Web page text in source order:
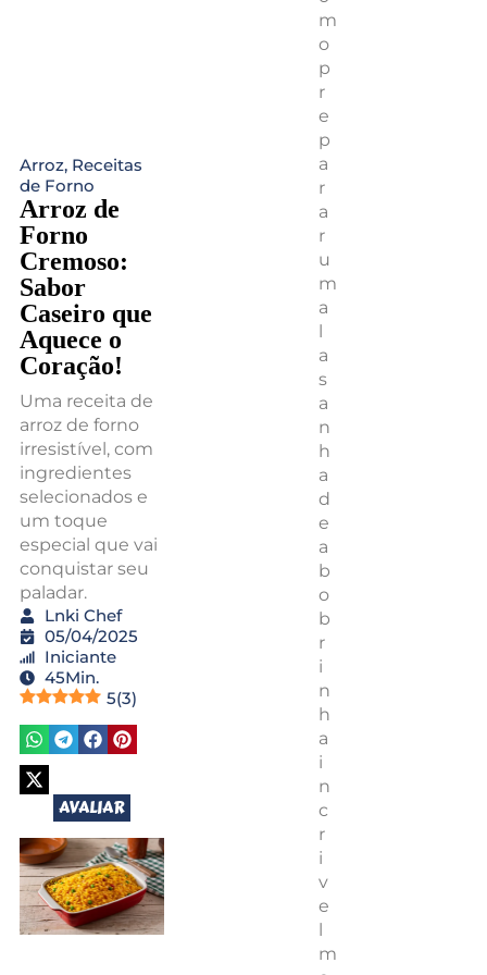
Arroz, Receitas
de Forno
Arroz de
Forno
Cremoso:
Sabor
Caseiro que
Aquece o
Coração!
Uma receita de
arroz de forno
irresistível, com
ingredientes
selecionados e
um toque
especial que vai
conquistar seu
paladar.
Lnki Chef
05/04/2025
Iniciante
45Min.
5(3)
AVALIAR
m
o
p
r
e
p
a
r
a
r
u
m
a
l
a
s
a
n
h
a
d
e
a
b
o
b
r
i
n
h
a
i
n
c
r
i
v
e
l
m